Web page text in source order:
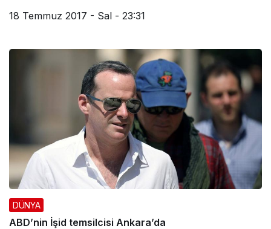
18 Temmuz 2017 - Sal - 23:31
DÜNYA
ABD’nin İşid temsilcisi Ankara’da